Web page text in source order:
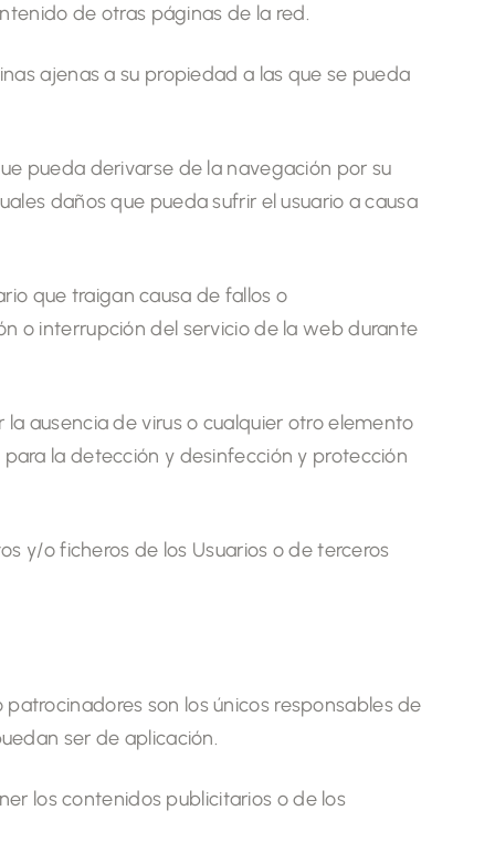
de otras páginas de la red.
ajenas a su propiedad a las que se pueda
pueda derivarse de la navegación por su
daños que pueda sufrir el usuario a causa
que traigan causa de fallos o
o interrupción del servicio de la web durante
ausencia de virus o cualquier otro elemento
la detección y desinfección y protección
y/o ficheros de los Usuarios o de terceros
son los únicos responsables de
ser de aplicación.
los contenidos publicitarios o de los